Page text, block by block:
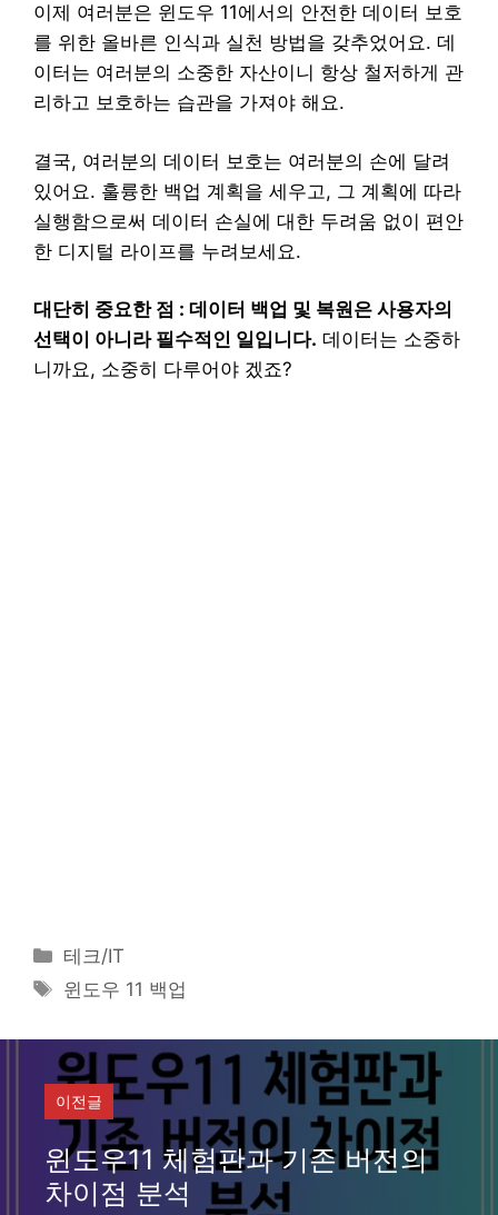
이제 여러분은 윈도우 11에서의 안전한 데이터 보호
를 위한 올바른 인식과 실천 방법을 갖추었어요. 데
이터는 여러분의 소중한 자산이니 항상 철저하게 관
리하고 보호하는 습관을 가져야 해요.
결국, 여러분의 데이터 보호는 여러분의 손에 달려
있어요. 훌륭한 백업 계획을 세우고, 그 계획에 따라
실행함으로써 데이터 손실에 대한 두려움 없이 편안
한 디지털 라이프를 누려보세요.
대단히 중요한 점 : 데이터 백업 및 복원은 사용자의
선택이 아니라 필수적인 일입니다. 데이터는 소중하
니까요, 소중히 다루어야 겠죠?
카
테
리
테크/IT
태
윈도우 11 백업
이전글
윈도우11 체험판과 기존 버전의
차이점 분석